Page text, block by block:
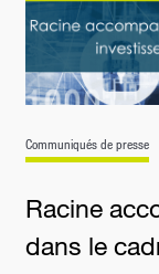
Communiqués de presse
Racine
dans le